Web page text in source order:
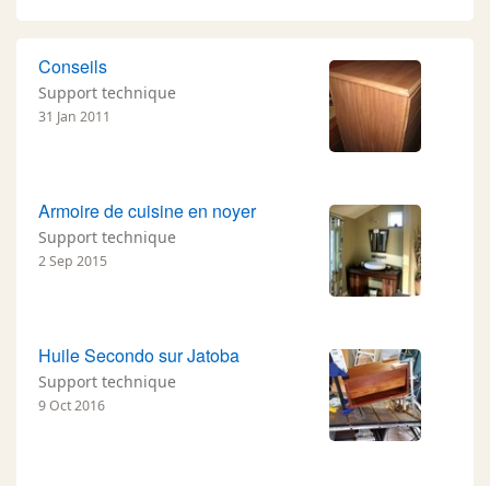
Conseils
Support technique
31 Jan 2011
Armoire de cuisine en noyer
Support technique
2 Sep 2015
Huile Secondo sur Jatoba
Support technique
9 Oct 2016